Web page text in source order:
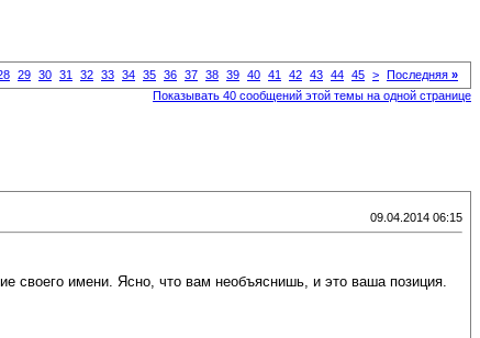
29 30 31 32 33 34 35 36 37 38 39 40 41 42 43 44 45 > Последняя »
Показывать 40 сообщений этой темы на одной странице
09.04.2014 06:15
своего имени. Ясно, что вам необъяснишь, и это ваша позиция.